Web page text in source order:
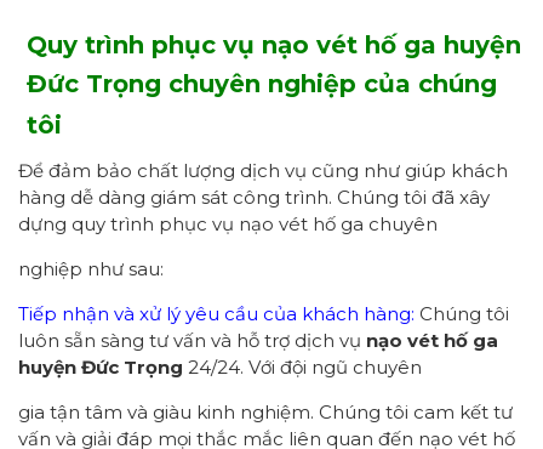
Quy trình phục vụ nạo vét hố ga huyện
Đức Trọng chuyên nghiệp của chúng
tôi
Để đảm bảo chất lượng dịch vụ cũng như giúp khách
hàng dễ dàng giám sát công trình. Chúng tôi đã xây
dựng quy trình phục vụ nạo vét hố ga chuyên
nghiệp như sau:
Tiếp nhận và xử lý yêu cầu của khách hàng: Chúng tôi
luôn sẵn sàng tư vấn và hỗ trợ dịch vụ nạo vét hố ga
huyện Đức Trọng 24/24. Với đội ngũ chuyên
gia tận tâm và giàu kinh nghiệm. Chúng tôi cam kết tư
vấn và giải đáp mọi thắc mắc liên quan đến nạo vét hố